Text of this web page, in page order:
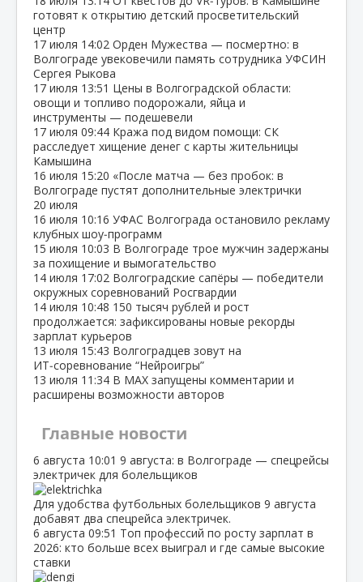
готовят к открытию детский просветительский
центр
17 июля 14:02 Орден Мужества — посмертно: в
Волгограде увековечили память сотрудника УФСИН
Сергея Рыкова
17 июля 13:51 Цены в Волгоградской области:
овощи и топливо подорожали, яйца и
инструменты — подешевели
17 июля 09:44 Кража под видом помощи: СК
расследует хищение денег с карты жительницы
Камышина
16 июля 15:20 «После матча — без пробок: в
Волгограде пустят дополнительные электрички
20 июля
16 июля 10:16 УФАС Волгограда остановило рекламу
клубных шоу‑программ
15 июля 10:03 В Волгограде трое мужчин задержаны
за похищение и вымогательство
14 июля 17:02 Волгоградские сапёры — победители
окружных соревнований Росгвардии
14 июля 10:48 150 тысяч рублей и рост
продолжается: зафиксированы новые рекорды
зарплат курьеров
13 июля 15:43 Волгоградцев зовут на
ИТ‑соревнование “Нейроигры”
13 июля 11:34 В МАХ запущены комментарии и
расширены возможности авторов
Главные новости
6 августа 10:01 9 августа: в Волгограде — спецрейсы
электричек для болельщиков
Для удобства футбольных болельщиков 9 августа
добавят два спецрейса электричек.
6 августа 09:51 Топ профессий по росту зарплат в
2026: кто больше всех выиграл и где самые высокие
ставки